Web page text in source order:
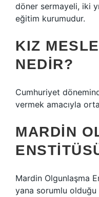
döner sermayeli, iki
eğitim kurumudur.
KIZ
NEDIR?
Cumhuriyet
vermek amacıyla
MARDIN
Mardin Olgunlaşma
yana sorumlu olduğu